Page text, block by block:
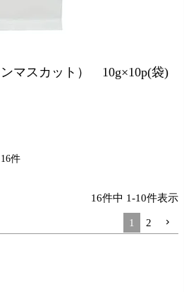
マスカット） 10g×10p(袋)
16
16件中 1-10件表示
1 2